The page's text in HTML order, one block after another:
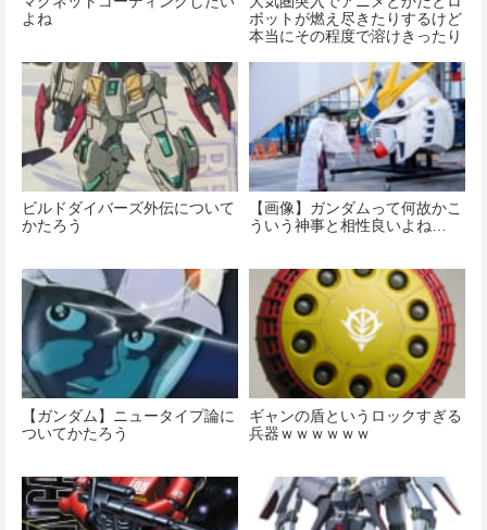
よね
ボットが燃え尽きたりするけど
本当にその程度で溶けきったり
ビルドダイバーズ外伝について
かたろう
【画像】ガンダムって何故かこ
ういう神事と相性良いよね…
【ガンダム】ニュータイプ論に
ついてかたろう
ギャンの盾というロックすぎる
兵器ｗｗｗｗｗｗ